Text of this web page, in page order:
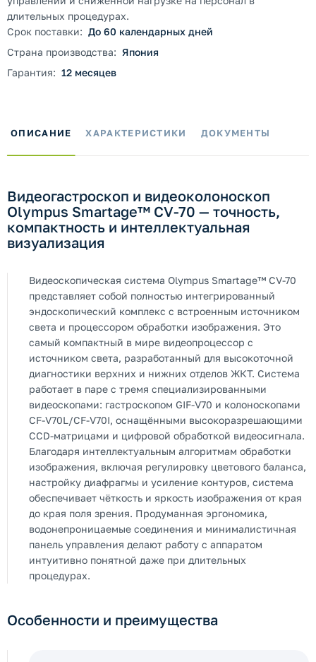
длительных процедурах.
Срок поставки: До 60 календарных дней
Страна производства: Япония
Гарантия: 12 месяцев
ОПИСАНИЕ ХАРАКТЕРИСТИКИ ДОКУМЕНТЫ
Видеогастроскоп и видеоколоноскоп
Olympus Smartage™ CV-70 — точность,
компактность и интеллектуальная
визуализация
Видеоскопическая система Olympus Smartage™ CV-70
представляет собой полностью интегрированный
эндоскопический комплекс с встроенным источником
света и процессором обработки изображения. Это
самый компактный в мире видеопроцессор с
источником света, разработанный для высокоточной
диагностики верхних и нижних отделов ЖКТ. Система
работает в паре с тремя специализированными
видеоскопами: гастроскопом GIF-V70 и колоноскопами
CF-V70L/CF-V70I, оснащёнными высокоразрешающими
CCD-матрицами и цифровой обработкой видеосигнала.
Благодаря интеллектуальным алгоритмам обработки
изображения, включая регулировку цветового баланса,
настройку диафрагмы и усиление контуров, система
обеспечивает чёткость и яркость изображения от края
до края поля зрения. Продуманная эргономика,
водонепроницаемые соединения и минималистичная
панель управления делают работу с аппаратом
интуитивно понятной даже при длительных
процедурах.
Особенности и преимущества